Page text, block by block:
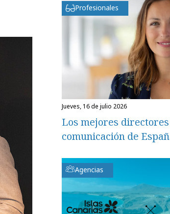
Profesionales
jueves, 16 de julio 2026
Los mejores
comunicación de
Agencias